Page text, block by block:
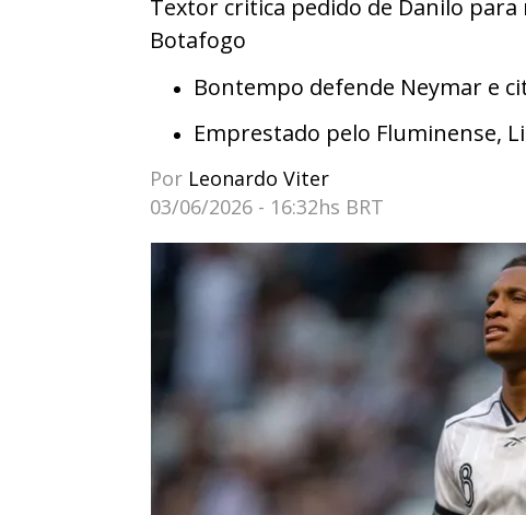
Textor critica pedido de Danilo
Botafogo
Bontempo defende Neymar e
Emprestado pelo Fluminense,
Por Leonardo Viter
03/06/2026 - 16:32hs BRT